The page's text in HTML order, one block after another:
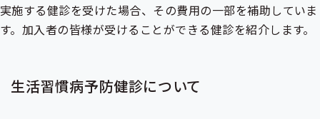
実施する健診を受けた場合、その費用の一部を補助していま
す。加入者の皆様が受けることができる健診を紹介します。
生活習慣病予防健診について